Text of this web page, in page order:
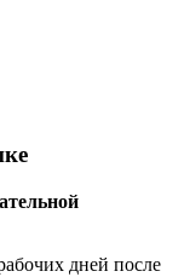
дней после